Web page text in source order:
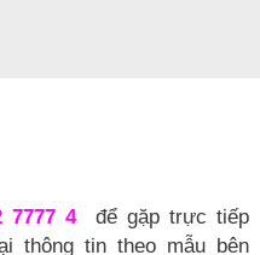
7777 4
để gặp trực tiếp
thông tin theo mẫu bên